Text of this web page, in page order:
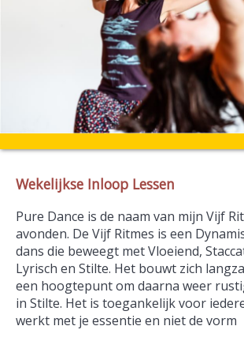
Wekelijkse Inloop Lessen
Pure Dance is de naam van mijn Vijf
avonden. De Vijf Ritmes is een
dans die beweegt met Vloeiend,
Lyrisch en Stilte. Het bouwt zich
een hoogtepunt om daarna weer
in Stilte. Het is toegankelijk voor
werkt met je essentie en niet de vorm